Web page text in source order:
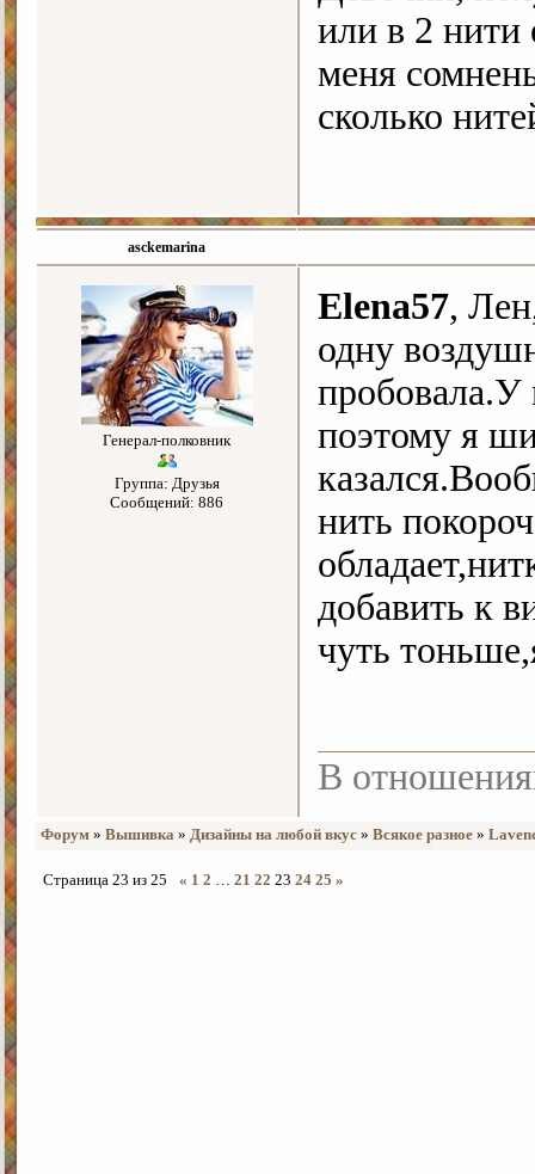
или в 2 нити
меня
сколько
asckemarina
Генерал-полковник
Группа: Друзья
Сообщений: 886
Elena57,
одну
пробовала.У
поэтому я
нить
добавить к
чуть
В
Форум » Вышивка » Дизайны на любой вкус » Всякое разное »
Страница 23 из 25 « 1 2 … 21 22 23 24 25 »